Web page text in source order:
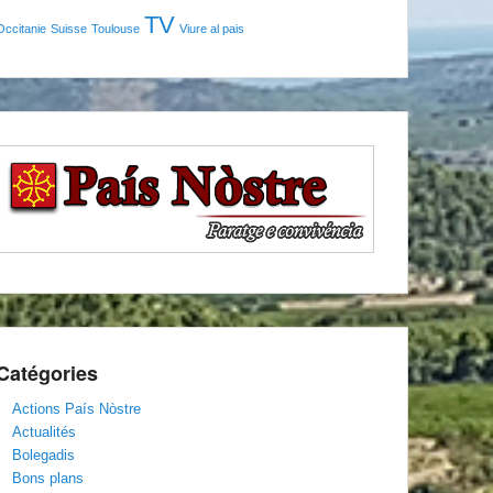
Suisse Toulouse TV Viure al pais
Actions País Nòstre
Actualités
Bolegadis
Bons plans